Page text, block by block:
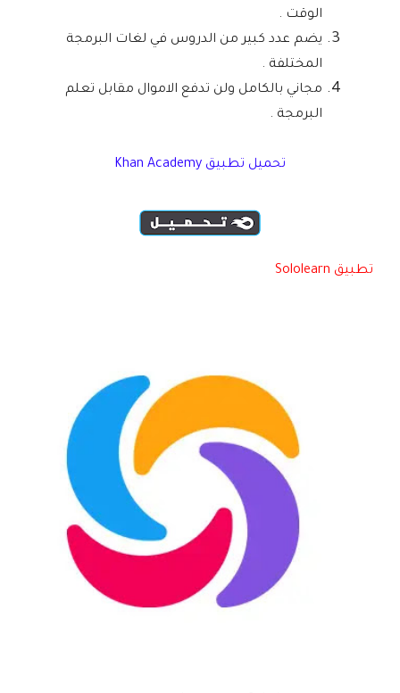
الوقت .
يضم عدد كبير من الدروس في لغات البرمجة
المختلفة .
مجاني بالكامل ولن تدفع الاموال مقابل تعلم
البرمجة .
تحميل تطبيق Khan Academy
تطبيق Sololearn